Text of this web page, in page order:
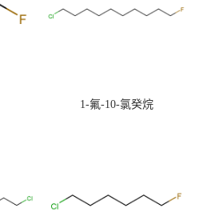
1-氟-10-氯癸烷